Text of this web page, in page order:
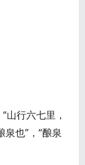
山行六七里，
也”，“酿泉